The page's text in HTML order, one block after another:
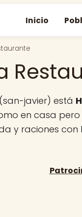
Inicio
javier) está
en casa
y raciones